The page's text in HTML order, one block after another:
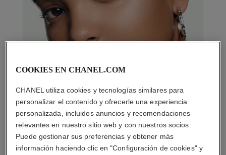
COOKIES EN CHANEL.COM
CHANEL utiliza cookies y tecnologías similares para
personalizar el contenido y ofrecerle una experiencia
personalizada, incluidos anuncios y recomendaciones
relevantes en nuestro sitio web y con nuestros socios.
Puede gestionar sus preferencias y obtener más
información haciendo clic en "Configuración de cookies" y